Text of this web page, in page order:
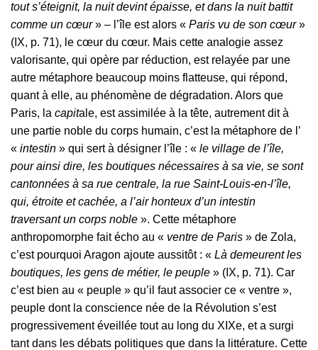
tout s’éteignit, la nuit devint épaisse, et dans la nuit battit
comme un cœur» – l’île est alors « Paris vu de son cœur»
(IX, p. 71), le cœur du cœur. Mais cette analogie assez
valorisante, qui opère par réduction, est relayée par une
autre métaphore beaucoup moins flatteuse, qui répond,
quant à elle, au phénomène de dégradation. Alors que
Paris, la capitale, est assimilée à la tête, autrement dit à
une partie noble du corps humain, c’est la métaphore de l’
« intestin » qui sert à désigner l’île : « le village de l’île,
pour ainsi dire, les boutiques nécessaires à sa vie, se sont
cantonnées à sa rue centrale, la rue Saint-Louis-en-l’île,
qui, étroite et cachée, a l’air honteux d’un intestin
traversant un corps noble ». Cette métaphore
anthropomorphe fait écho au « ventre de Paris » de Zola,
c’est pourquoi Aragon ajoute aussitôt : « Là demeurent les
boutiques, les gens de métier, le peuple » (IX, p. 71). Car
c’est bien au « peuple » qu’il faut associer ce « ventre »,
peuple dont la conscience née de la Révolution s’est
progressivement éveillée tout au long du XIXe, et a surgi
tant dans les débats politiques que dans la littérature. Cette